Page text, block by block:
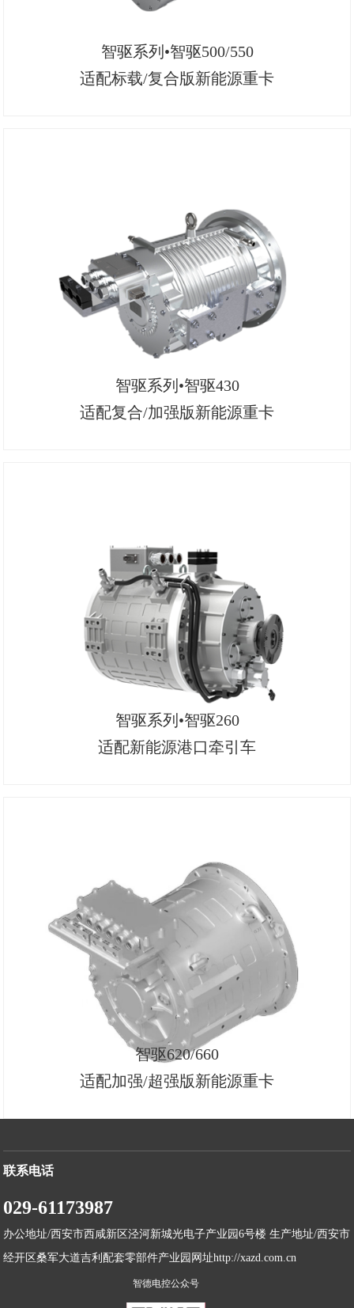
智驱系列•智驱500/550
适配标载/复合版新能源重卡
智驱系列•智驱430
适配复合/加强版新能源重卡
智驱系列•智驱260
适配新能源港口牵引车
智驱620/660
适配加强/超强版新能源重卡
联系电话
029-61173987
办公地址/西安市西咸新区泾河新城光电子产业园6号楼 生产地址/西安市
经开区桑军大道吉利配套零部件产业园网址http://xazd.com.cn
智德电控公众号